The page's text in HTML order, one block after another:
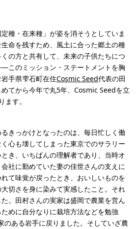
種・在来種」が姿を消そうとしていま
命を残すため、風土に合った郷土の種
の方と共有して、未来の子供たちにつ
このミッション・ステートメントを胸
手県雫石町在住Cosmic Seed代表の田
てから今年で丸5年、Cosmic Seedを立
ます。
きっかけとなったのは、毎日忙しく働
心も壊してしまった東京でのサラリー
き、いちばんの理解者であり、当時オ
社に勤めていた妻の佳世さんの支えに
て味覚が戻ったとき、おいしいものを
切さを身に染みて実感したこと。それ
。田村さんの実家は盛岡で農業を営ん
めに自分なりに栽培方法などを勉強
のある岩手に戻りました。そしていざ農